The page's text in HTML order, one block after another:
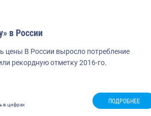
в России
цены В России выросло потребление
рекордную отметку 2016-го.
в цифрах
ПОДРОБНЕЕ